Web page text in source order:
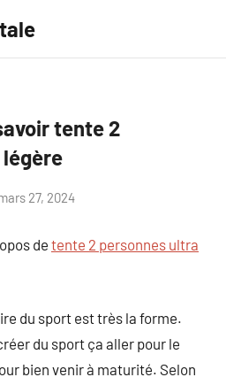
tente 2
27, 2024
de tente 2 personnes ultra
du sport est très la forme.
du sport ça aller pour le
bien venir à maturité. Selon